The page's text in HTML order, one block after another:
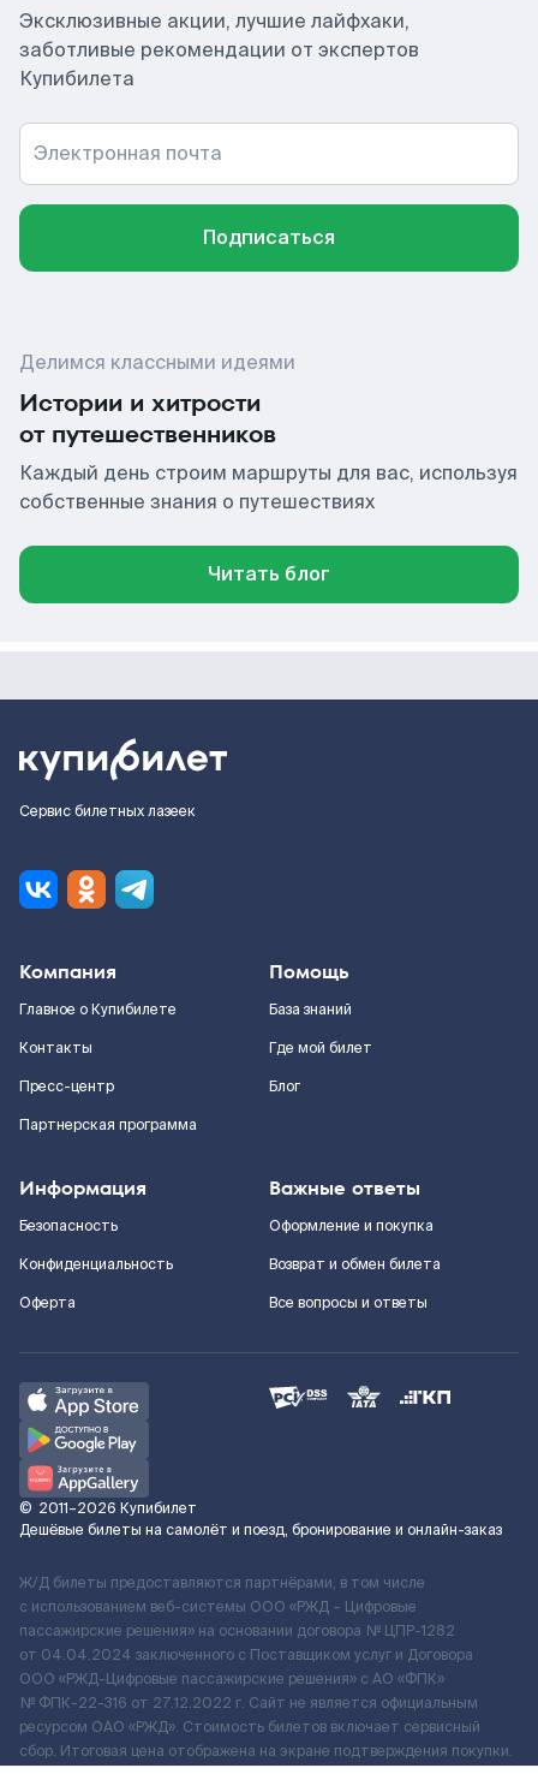
Эксклюзивные акции, лучшие лайфхаки,
заботливые рекомендации от экспертов
Купибилета
Электронная почта
Подписаться
Делимся классными идеями
Истории и хитрости
от путешественников
Каждый день строим маршруты для вас, используя
собственные знания о путешествиях
Читать блог
Сервис билетных лазеек
Компания
Главное о Купибилете
Контакты
Пресс-центр
Партнерская программа
Помощь
База знаний
Где мой билет
Блог
Информация
Безопасность
Конфиденциальность
Оферта
Важные ответы
Оформление и покупка
Возврат и обмен билета
Все вопросы и ответы
© 2011–2026 Купибилет
Дешёвые билеты на самолёт и поезд, бронирование и онлайн-заказ
Ж/Д билеты предоставляются партнёрами, в том числе
с использованием веб-системы ООО «РЖД – Цифровые
пассажирские решения» на основании договора № ЦПР-1282
от 04.04.2024 заключенного с Поставщиком услуг и Договора
ООО «РЖД-Цифровые пассажирские решения» c АО «ФПК»
№ ФПК-22-316 от 27.12.2022 г. Сайт не является официальным
ресурсом ОАО «РЖД». Стоимость билетов включает сервисный
сбор. Итоговая цена отображена на экране подтверждения покупки.